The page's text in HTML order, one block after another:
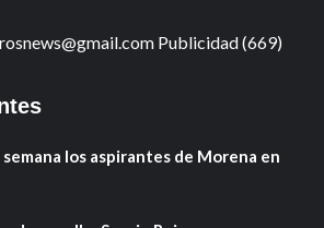
Publicidad (669)
los aspirantes de Morena en